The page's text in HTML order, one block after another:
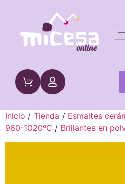
Inicio / Tienda / Esmaltes
960-1020ºC / Brillantes en